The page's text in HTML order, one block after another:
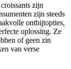
zijn
zijn steeds
ontbijtopties,
oplossing. Ze
of geen zin
van verse